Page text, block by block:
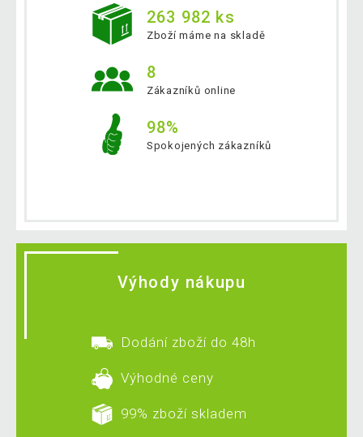
263 982 ks
Zboží máme na skladě
8
Zákazníků online
98%
Spokojených zákazníků
Výhody nákupu
Dodání zboží do 48h
Výhodné ceny
99% zboží skladem